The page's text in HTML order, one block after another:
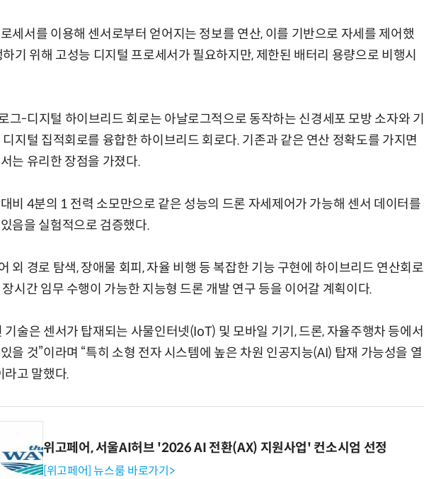
세서를 이용해 센서로부터 얻어지는 정보를 연산, 이를 기반으로 자세를 제어했
기 위해 고성능 디지털 프로세서가 필요하지만, 제한된 배터리 용량으로 비행시
그-디지털 하이브리드 회로는 아날로그적으로 동작하는 신경세포 모방 소자와 기
지털 집적회로를 융합한 하이브리드 회로다. 기존과 같은 연산 정확도를 가지면
는 유리한 장점을 가졌다.
비 4분의 1 전력 소모만으로 같은 성능의 드론 자세제어가 가능해 센서 데이터를
음을 실험적으로 검증했다.
외 경로 탐색, 장애물 회피, 자율 비행 등 복잡한 기능 구현에 하이브리드 연산회로
시간 임무 수행이 가능한 지능형 드론 개발 연구 등을 이어갈 계획이다.
기술은 센서가 탑재되는 사물인터넷(IoT) 및 모바일 기기, 드론, 자율주행차 등에서
을 것”이라며 “특히 소형 전자 시스템에 높은 차원 인공지능(AI) 탑재 가능성을 열
라고 말했다.
위고페어, 서울AI허브 '2026 AI 전환(AX) 지원사업' 컨소시엄 선정
[위고페어] 뉴스룸 바로가기>